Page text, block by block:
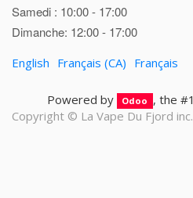
Samedi : 10:00 - 17:00
Dimanche: 12:00 - 17:00
English Français (CA) Français
Powered by Odoo , the #1
Copyright © La Vape Du Fjord inc.